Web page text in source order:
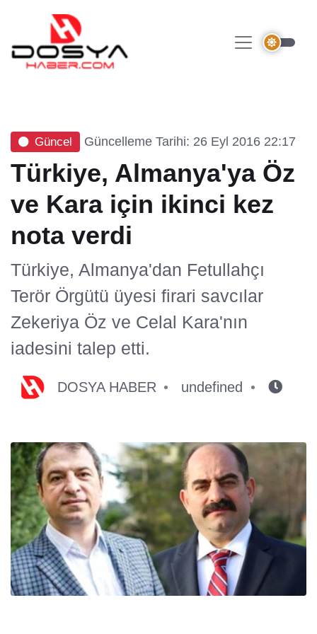
Güncel Güncelleme Tarihi: 26 Eyl 2016 22:17
Türkiye, Almanya'ya Öz
ve Kara için ikinci kez
nota verdi
Türkiye, Almanya'dan Fetullahçı
Terör Örgütü üyesi firari savcılar
Zekeriya Öz ve Celal Kara'nın
iadesini talep etti.
DOSYA HABER undefined